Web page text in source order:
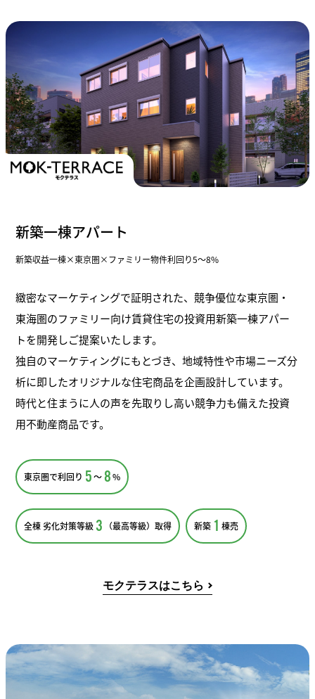
新築一棟アパート
新築収益一棟×東京圏×ファミリー物件利回り5〜8%
緻密なマーケティングで証明された、競争優位な東京圏・
東海圏のファミリー向け賃貸住宅の投資用新築一棟アパー
トを開発しご提案いたします。
独自のマーケティングにもとづき、地域特性や市場ニーズ分
析に即したオリジナルな住宅商品を企画設計しています。
時代と住まうに人の声を先取りし高い競争力も備えた投資
用不動産商品です。
東京圏で利回り 5〜 8%
全棟 劣化対策等級3 （最高等級）取得 新築 1 棟売
モクテラスはこちら